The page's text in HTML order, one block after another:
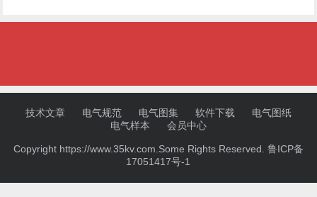
技术文章 电气规范 电气图集 软件下载
电气图纸
电气样本
会员中心
Copyright https://www.35kv.com.Some Rights Reserved. 鲁ICP备
17051417号-1